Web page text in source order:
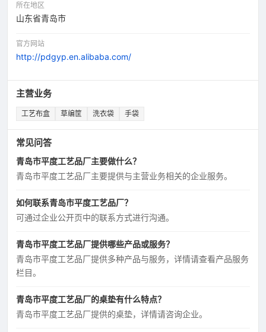
所在地区
山东省青岛市
官方网站
http://pdgyp.en.alibaba.com/
主营业务
工艺布盒 草编筐 洗衣袋 手袋
常见问答
青岛市平度工艺品厂主要做什么？
青岛市平度工艺品厂主要提供与主营业务相关的企业服务。
如何联系青岛市平度工艺品厂？
可通过企业公开页中的联系方式进行沟通。
青岛市平度工艺品厂提供哪些产品或服务？
青岛市平度工艺品厂提供多种产品与服务，详情请查看产品服务
栏目。
青岛市平度工艺品厂的桌垫有什么特点？
青岛市平度工艺品厂提供的桌垫，详情请咨询企业。